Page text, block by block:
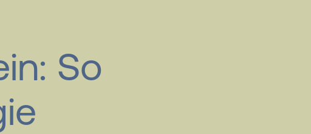
So